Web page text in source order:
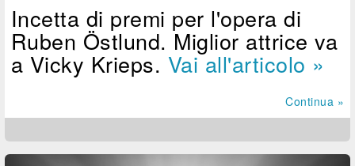
Incetta di premi per l'opera di
Ruben Östlund. Miglior attrice va
a Vicky Krieps. Vai all'articolo »
Continua »